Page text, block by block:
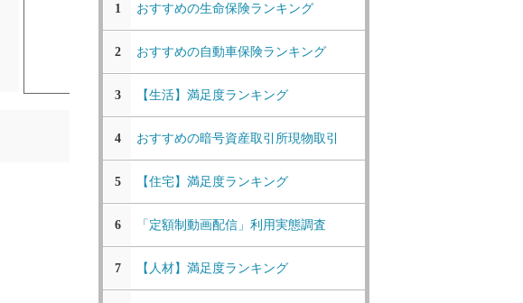
1 おすすめの生命保険ランキング
2 おすすめの自動車保険ランキング
3 【生活】満足度ランキング
4 おすすめの暗号資産取引所現物取引
5 【住宅】満足度ランキング
6 「定額制動画配信」利用実態調査
7 【人材】満足度ランキング